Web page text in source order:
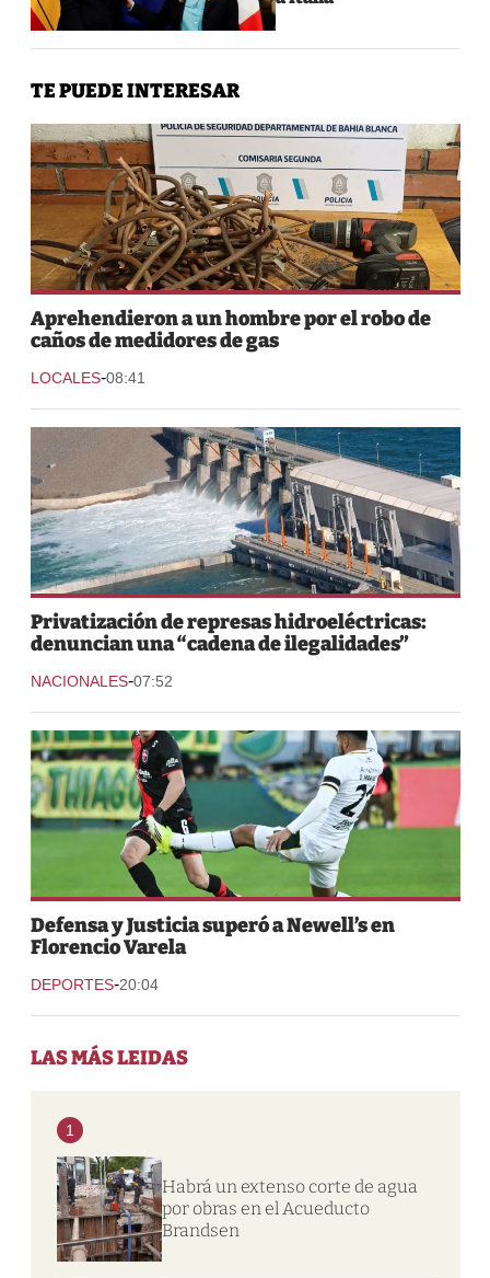
TE PUEDE INTERESAR
Aprehendieron a un hombre por el robo de
caños de medidores de gas
LOCALES-08:41
Privatización de represas hidroeléctricas:
denuncian una “cadena de ilegalidades”
NACIONALES-07:52
Defensa y Justicia superó a Newell’s en
Florencio Varela
DEPORTES-20:04
LAS MÁS LEIDAS
1
Habrá un extenso corte de agua
por obras en el Acueducto
Brandsen